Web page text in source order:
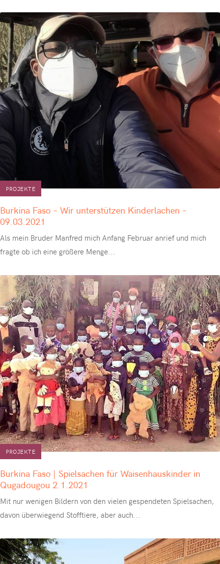
PROJEKTE
Burkina Faso – Wir unterstützen Kinderlachen –
09.03.2021
Als mein Bruder Manfred mich Anfang Februar anrief und mich
fragte ob ich eine größere Menge...
PROJEKTE
Burkina Faso | Spielsachen für Waisenhauskinder in
Qugadougou 2.1.2021
Mit nur wenigen Bildern von den vielen gespendeten Spielsachen,
davon überwiegend Stofftiere, aber auch